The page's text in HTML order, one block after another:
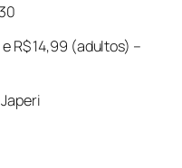
R$ 14,99 (adultos) –